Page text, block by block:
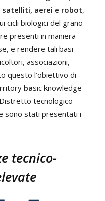
aerei e robot,
cicli biologici del grano
presenti in maniera
e rendere tali basi
associazioni,
questo l’obiettivo di
rritory basic knowledge
tecnologico
sono stati presentati i
tecnico-